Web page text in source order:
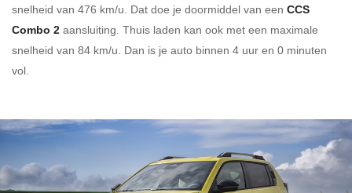
snelheid van 476 km/u. Dat doe je doormiddel van een CCS
Combo 2 aansluiting. Thuis laden kan ook met een maximale
snelheid van 84 km/u. Dan is je auto binnen 4 uur en 0 minuten
vol.